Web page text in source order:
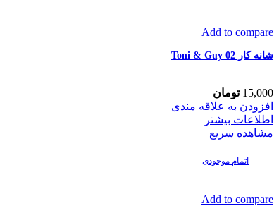
Add to compare
شانه کار 02 Toni & Guy
15,000 تومان
افزودن به علاقه مندی
اطلاعات بیشتر
مشاهده سریع
اتمام موجودی
Add to compare